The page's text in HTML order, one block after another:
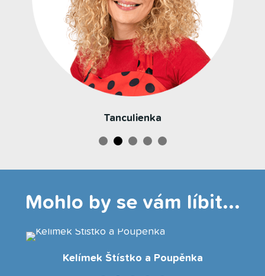
Tanculienka
Mohlo by se vám líbit...
Kelímek Štístko a Poupěnka